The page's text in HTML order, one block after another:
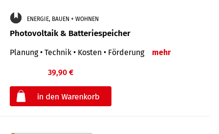
ENERGIE, BAUEN + WOHNEN
Photovoltaik & Batteriespeicher
Planung • Technik • Kosten • Förderung mehr
39,90 €